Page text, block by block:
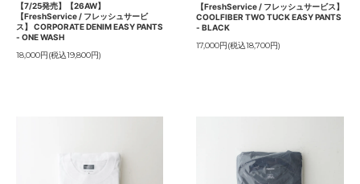
【7/25発売】【26AW】
【FreshService / フレッシュサービ
ス】 CORPORATE DENIM EASY PANTS
- ONE WASH
18,000円(税込19,800円)
【FreshService / フレッシュサービス】
COOLFIBER TWO TUCK EASY PANTS
- BLACK
17,000円(税込18,700円)